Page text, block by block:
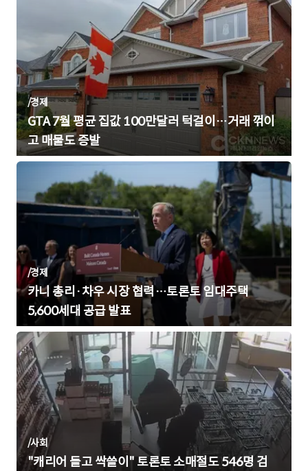
/경제
GTA 7월 평균 집값 100만달러 턱걸이…거래 꺾이
고 매물도 증발
/경제
카니 총리·차우 시장 협력…토론토 임대주택
5,600세대 공급 발표
/사회
"캐리어 들고 싹쓸이" 토론토 소매절도 546명 검